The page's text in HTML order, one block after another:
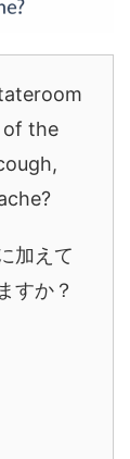
of the
加えて
すか？